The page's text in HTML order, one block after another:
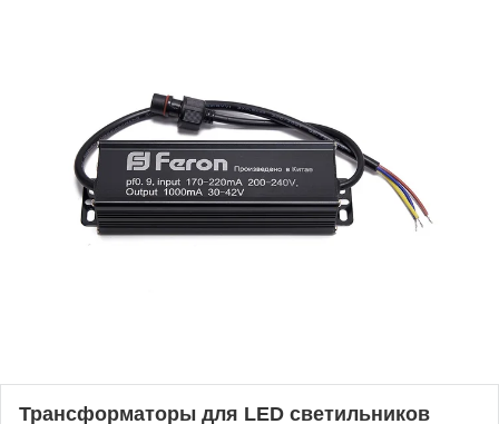
Трансформаторы для LED светильников